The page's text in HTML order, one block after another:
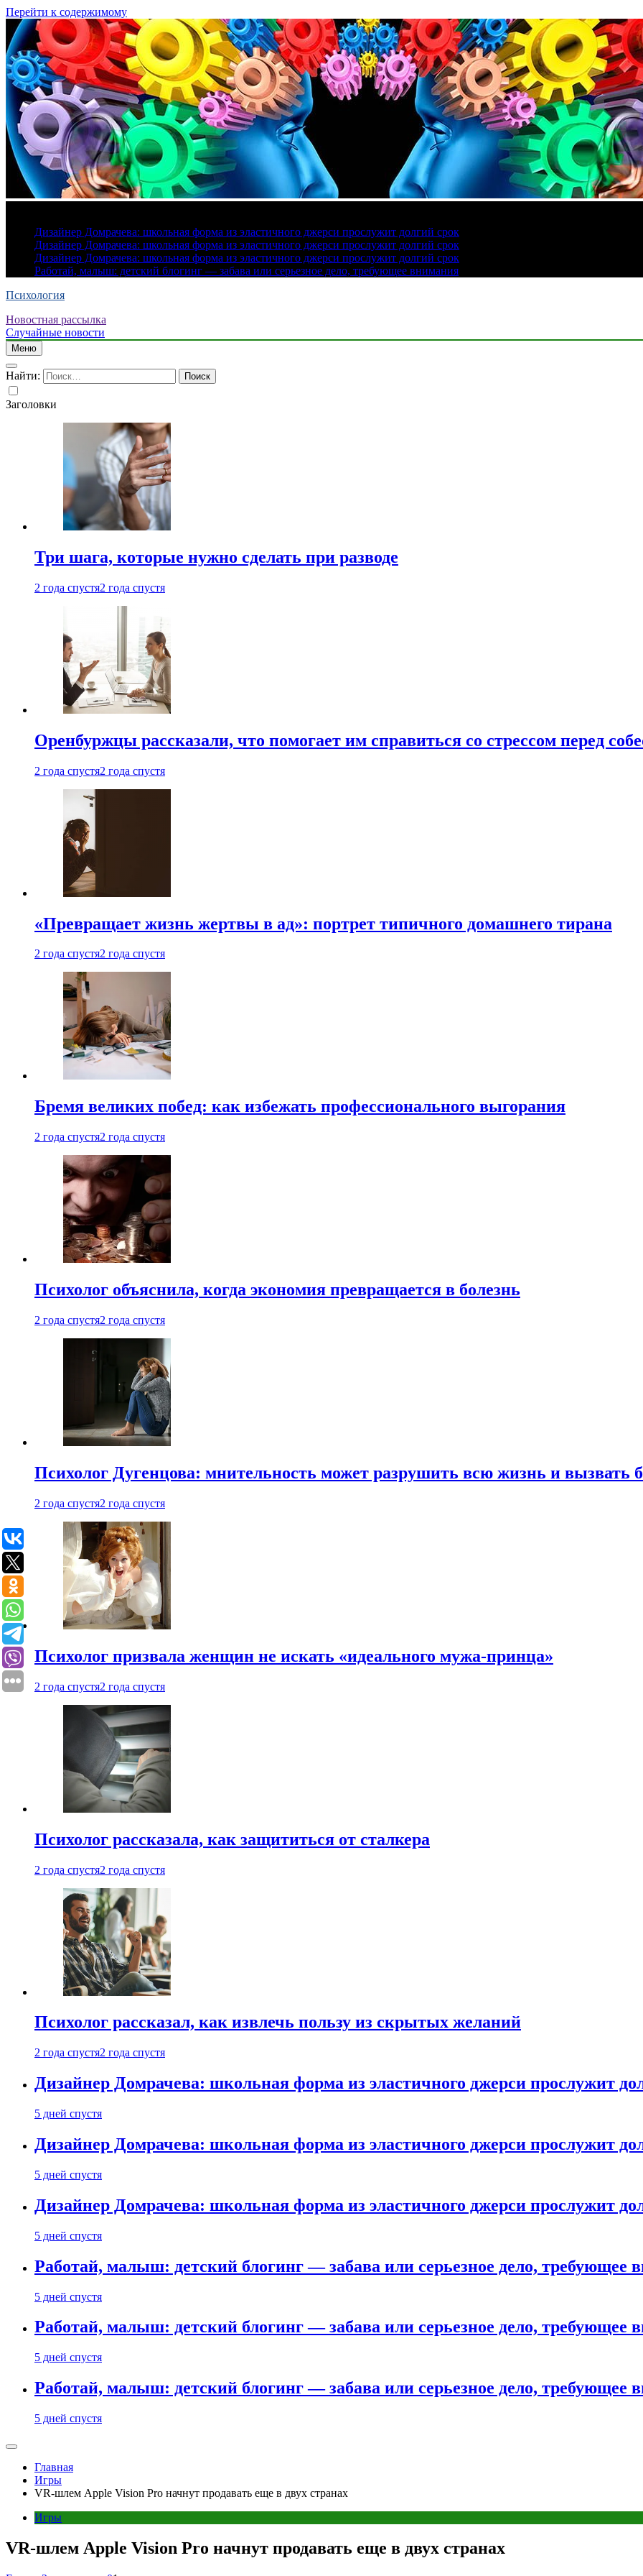
Перейти к содержимому
Дизайнер Домрачева: школьная форма из эластичного джерси прослужит долгий срок
Дизайнер Домрачева: школьная форма из эластичного джерси прослужит долгий срок
Дизайнер Домрачева: школьная форма из эластичного джерси прослужит долгий срок
Работай, малыш: детский блогинг — забава или серьезное дело, требующее внимания
Психология
Новостная рассылка
Случайные новости
Меню
Найти:
Заголовки
Три шага, которые нужно сделать при разводе
2 года спустя2 года спустя
Оренбуржцы рассказали, что помогает им справиться со стрессом перед
2 года спустя2 года спустя
«Превращает жизнь жертвы в ад»: портрет типичного домашнего тирана
2 года спустя2 года спустя
Бремя великих побед: как избежать профессионального выгорания
2 года спустя2 года спустя
Психолог объяснила, когда экономия превращается в болезнь
2 года спустя2 года спустя
Психолог Дугенцова: мнительность может разрушить всю жизнь и вызвать
2 года спустя2 года спустя
Психолог призвала женщин не искать «идеального мужа-принца»
2 года спустя2 года спустя
Психолог рассказала, как защититься от сталкера
2 года спустя2 года спустя
Психолог рассказал, как извлечь пользу из скрытых желаний
2 года спустя2 года спустя
Дизайнер Домрачева: школьная форма из эластичного джерси прослужит
5 дней спустя
Дизайнер Домрачева: школьная форма из эластичного джерси прослужит
5 дней спустя
Дизайнер Домрачева: школьная форма из эластичного джерси прослужит
5 дней спустя
Работай, малыш: детский блогинг — забава или серьезное дело, требующее
5 дней спустя
Работай, малыш: детский блогинг — забава или серьезное дело, требующее
5 дней спустя
Работай, малыш: детский блогинг — забава или серьезное дело, требующее
5 дней спустя
Главная
Игры
VR-шлем Apple Vision Pro начнут продавать еще в двух странах
Игры
VR-шлем Apple Vision Pro начнут продавать еще в двух странах